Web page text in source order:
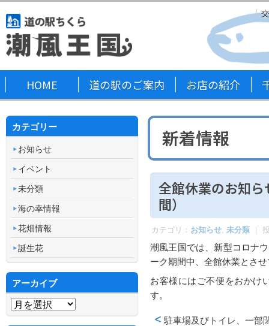
HOME 道の駅のご案内 お店の紹介
新着情報
全館休業のお知
間）
カテゴリ： お知らせ, 未分類 ｜
潮風王国では、新型コロナ
ーク期間中、全館休業とさ
お客様にはご不便をおかけ
す。
駐車場及びトイレ、一部
カテゴリー
お知らせ
イベント
未分類
海の幸情報
花畑情報
誕生花
アーカイブ
アーカイブ